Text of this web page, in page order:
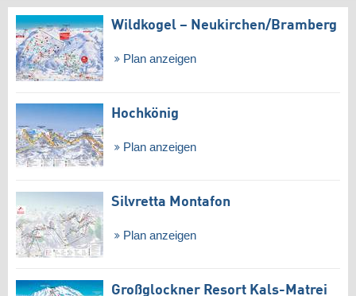
Wildkogel – Neukirchen/​Bramberg
Plan anzeigen
Hochkönig
Plan anzeigen
Silvretta Montafon
Plan anzeigen
Großglockner Resort Kals-Matrei